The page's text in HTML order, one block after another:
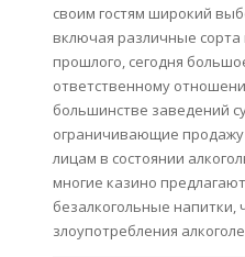
своим гостям широкий
включая различные
прошлого, сегодня
ответственному
большинстве заведений
ограничивающие
лицам в состоянии
многие казино
безалкогольные напитки,
злоупотребления